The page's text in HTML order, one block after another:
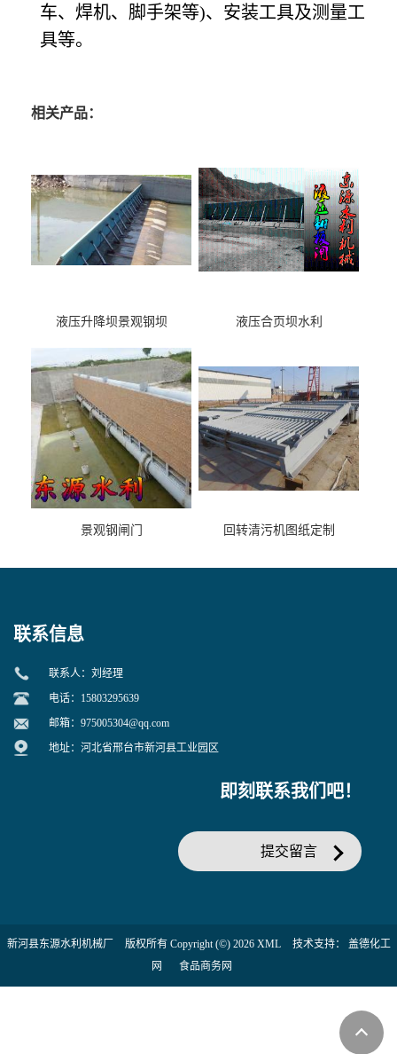
车、焊机、脚手架等)、安装工具及测量工
具等。
相关产品：
液压升降坝景观钢坝 液压合页坝水利
景观钢闸门 回转清污机图纸定制
联系信息
联系人：刘经理
电话：15803295639
邮箱： 975005304@qq.com
地址：河北省邢台市新河县工业园区
即刻联系我们吧！
提交留言
新河县东源水利机械厂 版权所有 Copyright (©) 2026 XML 技术支持： 盖德化工
网
食品商务网